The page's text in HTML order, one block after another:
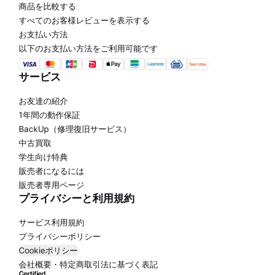
商品を比較する
すべてのお客様レビューを表示する
お支払い方法
以下のお支払い方法をご利用可能です
サービス
お友達の紹介
1年間の動作保証
BackUp（修理復旧サービス）
中古買取
学生向け特典
販売者になるには
販売者専用ページ
プライバシーと利用規約
サービス利用規約
プライバシーポリシー
Cookieポリシー
会社概要・特定商取引法に基づく表記